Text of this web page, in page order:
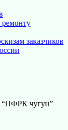
заказчиков
“ПФРК чугун”